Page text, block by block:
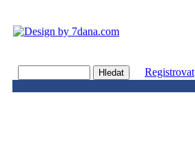
Registrovat